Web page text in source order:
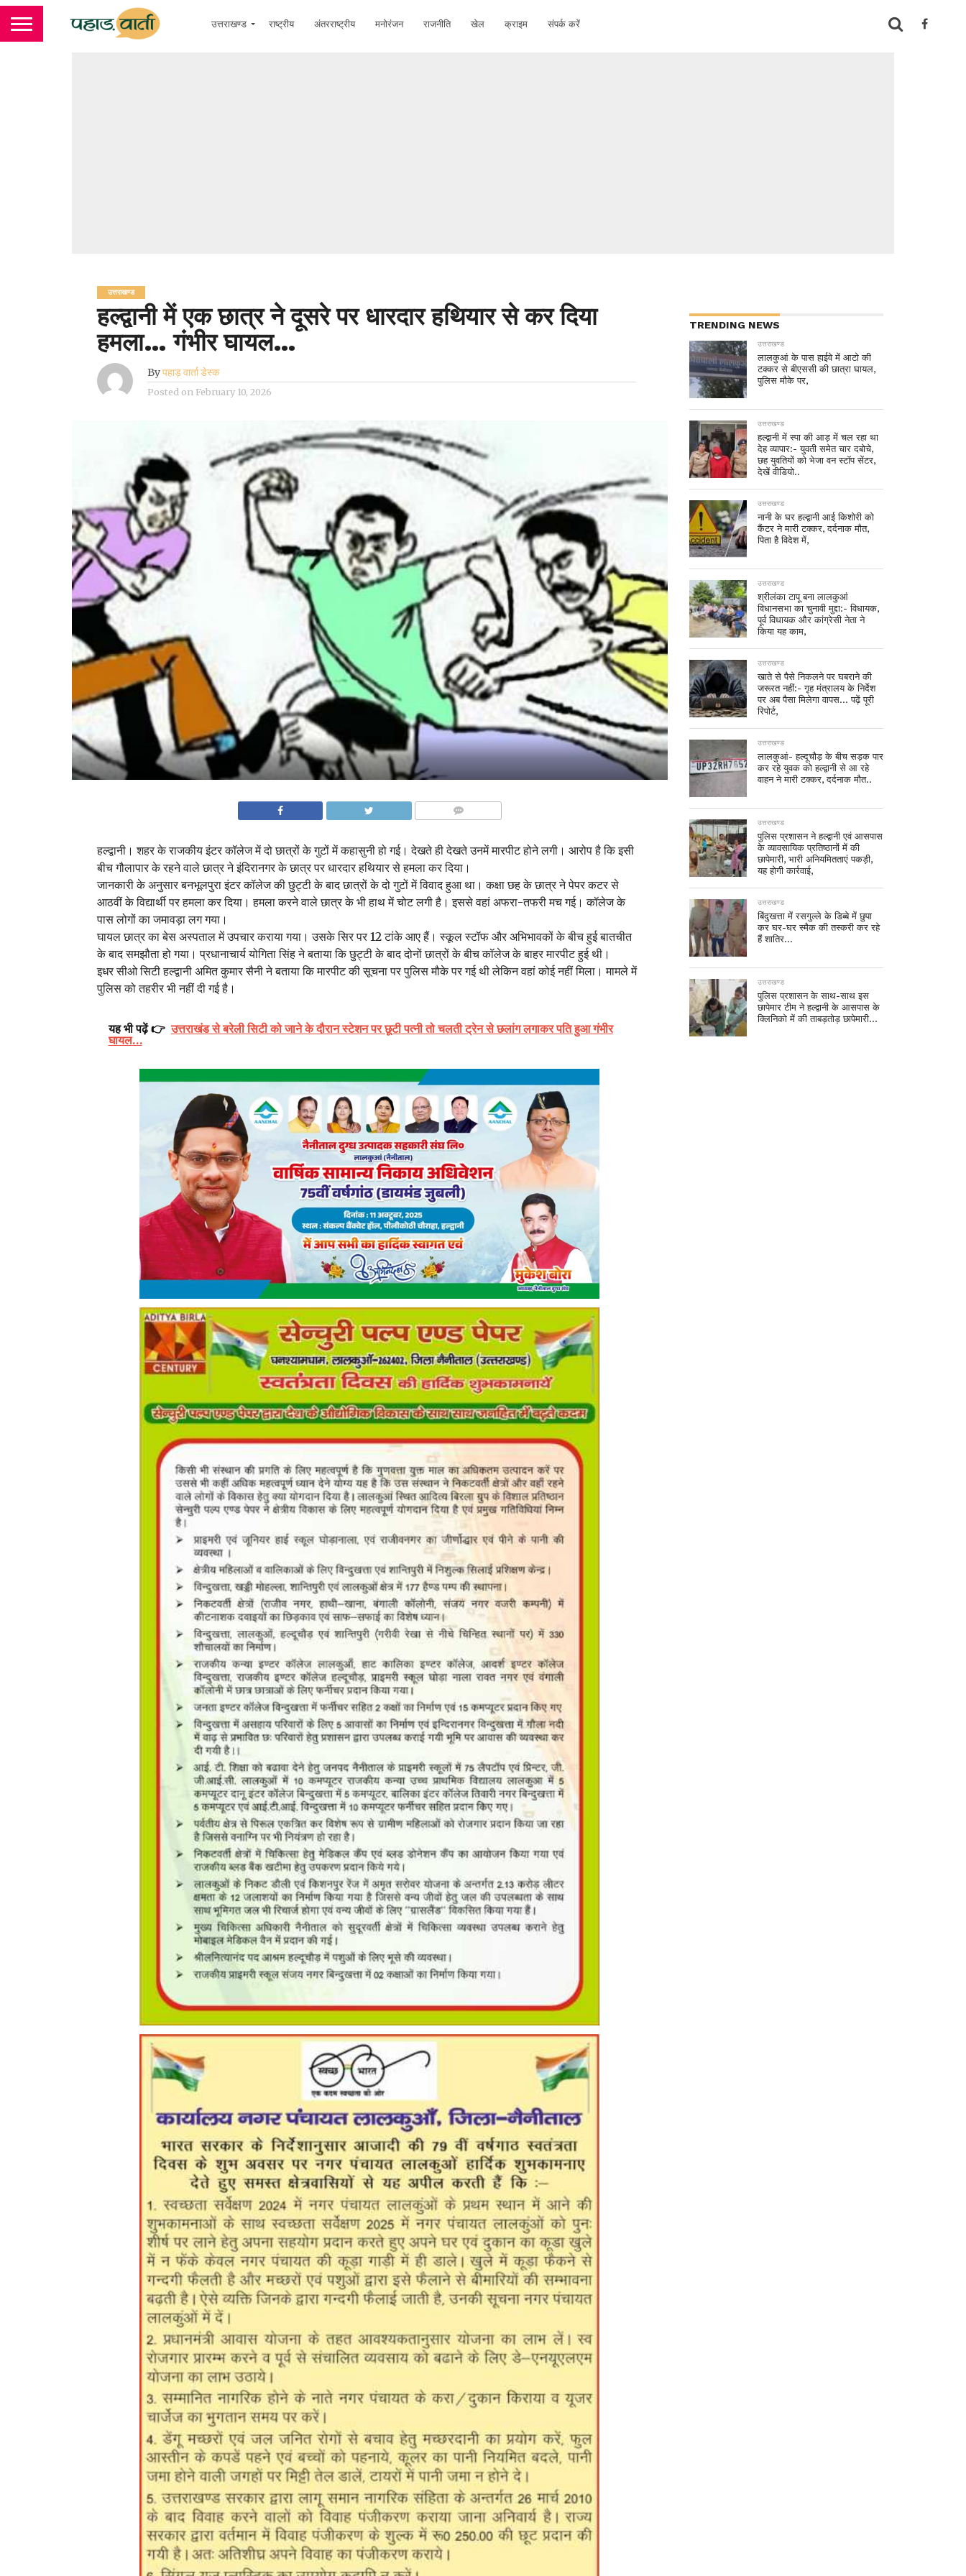
उत्तराखण्ड राष्ट्रीय अंतरराष्ट्रीय मनोरंजन राजनीति खेल क्राइम संपर्क करें
उत्तराखण्ड
हल्द्वानी में एक छात्र ने दूसरे पर धारदार हथियार से कर दिया
हमला… गंभीर घायल…
Byपहाड़ वार्ता डेस्क
Posted on February 10, 2026
हल्द्वानी। शहर के राजकीय इंटर कॉलेज में दो छात्रों के गुटों में कहासुनी हो गई। देखते ही देखते उनमें मारपीट होने लगी। आरोप है कि इसी
बीच गौलापार के रहने वाले छात्र ने इंदिरानगर के छात्र पर धारदार हथियार से हमला कर दिया।
जानकारी के अनुसार बनभूलपुरा इंटर कॉलेज की छुट्टी के बाद छात्रों के दो गुटों में विवाद हुआ था। कक्षा छह के छात्र ने पेपर कटर से
आठवीं के विद्यार्थी पर हमला कर दिया। हमला करने वाले छात्र के भी हाथ में चोट लगी है। इससे वहां अफरा-तफरी मच गई। कॉलेज के
पास लोगों का जमावड़ा लग गया।
घायल छात्र का बेस अस्पताल में उपचार कराया गया। उसके सिर पर 12 टांके आए हैं। स्कूल स्टॉफ और अभिभावकों के बीच हुई बातचीत
के बाद समझौता हो गया। प्रधानाचार्य योगिता सिंह ने बताया कि छुट्टी के बाद दोनों छात्रों के बीच कॉलेज के बाहर मारपीट हुई थी।
इधर सीओ सिटी हल्द्वानी अमित कुमार सैनी ने बताया कि मारपीट की सूचना पर पुलिस मौके पर गई थी लेकिन वहां कोई नहीं मिला। मामले में
पुलिस को तहरीर भी नहीं दी गई है।
यह भी पढ़ें 👉 उत्तराखंड से बरेली सिटी को जाने के दौरान स्टेशन पर छूटी पत्नी तो चलती ट्रेन से छलांग लगाकर पति हुआ गंभीर
घायल…
TRENDING NEWS
उत्तराखण्ड
लालकुआं के पास हाईवे में आटो की
टक्कर से बीएससी की छात्रा घायल,
पुलिस मौके पर,
उत्तराखण्ड
हल्द्वानी में स्पा की आड़ में चल रहा था
देह व्यापार:- युवती समेत चार दबोचे,
छह युवतियों को भेजा वन स्टॉप सेंटर,
देखें वीडियो..
उत्तराखण्ड
नानी के घर हल्द्वानी आई किशोरी को
कैंटर ने मारी टक्कर, दर्दनाक मौत,
पिता है विदेश में,
उत्तराखण्ड
श्रीलंका टापू बना लालकुआं
विधानसभा का चुनावी मुद्दा:- विधायक,
पूर्व विधायक और कांग्रेसी नेता ने
किया यह काम,
उत्तराखण्ड
खाते से पैसे निकलने पर घबराने की
जरूरत नहीं:- गृह मंत्रालय के निर्देश
पर अब पैसा मिलेगा वापस… पढ़ें पूरी
रिपोर्ट,
उत्तराखण्ड
लालकुआं- हल्दूचौड़ के बीच सड़क पार
कर रहे युवक को हल्द्वानी से आ रहे
वाहन ने मारी टक्कर, दर्दनाक मौत..
उत्तराखण्ड
पुलिस प्रशासन ने हल्द्वानी एवं आसपास
के व्यावसायिक प्रतिष्ठानों में की
छापेमारी, भारी अनियमितताएं पकड़ी,
यह होगी कार्रवाई,
उत्तराखण्ड
बिंदुखत्ता में रसगुल्ले के डिब्बे में छुपा
कर घर-घर स्मैक की तस्करी कर रहे
हैं शातिर…
उत्तराखण्ड
पुलिस प्रशासन के साथ-साथ इस
छापेमार टीम ने हल्द्वानी के आसपास के
क्लिनिको में की ताबड़तोड़ छापेमारी…